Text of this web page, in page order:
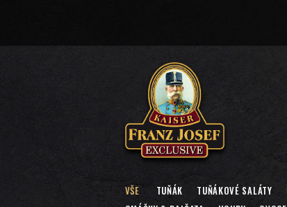
VŠE TUŇÁK TUŇÁKOVÉ SALÁTY